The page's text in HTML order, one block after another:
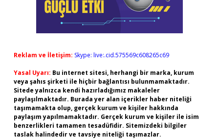
Reklam ve İletişim: Skype: live:.cid.575569c608265c69
Yasal Uyarı: Bu internet sitesi, herhangi bir marka, kurum
veya şahıs şirketi ile hiçbir bağlantısı bulunmamaktadır.
Sitede yalnızca kendi hazırladığımız makaleler
paylaşılmaktadır. Burada yer alan içerikler haber niteliği
taşımamakta olup, gerçek kurum ve kişiler hakkında
paylaşım yapılmamaktadır. Gerçek kurum ve kişiler ile isim
benzerlikleri tamamen tesadüfidir. Sitemizdeki bilgiler
taslak halindedir ve tavsiye niteliği taşımazlar.